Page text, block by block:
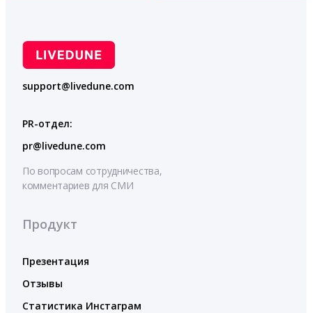
support@livedune.com
PR-отдел:
pr@livedune.com
По вопросам сотрудничества,
комментариев для СМИ
Продукт
Презентация
Отзывы
Статистика Инстаграм